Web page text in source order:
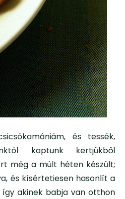
és tessék,
kaptunk kertjükből
még a múlt héten készült;
és kísértetiesen hasonlít a
akinek babja van otthon